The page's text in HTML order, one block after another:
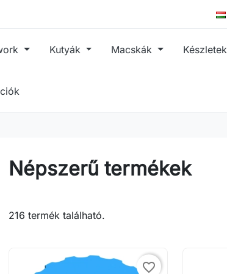
Kutyák Macskák Készletek
Népszerű termékek
216 termék található.
favorite_border